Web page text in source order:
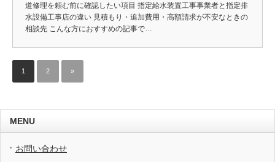
道修理を頼む前に確認したい項目 指定給水装置工事事業者と指定排
水設備工事店の違い 見積もり・追加費用・高額請求が不安なときの
相談先 こんな方におすすめの記事で…
1 2 »
MENU
お問い合わせ